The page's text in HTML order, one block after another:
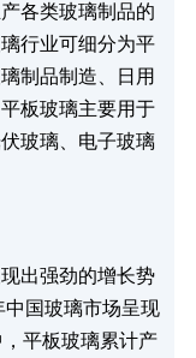
各类玻璃制品的
行业可细分为平
制品制造、日用
板玻璃主要用于
玻璃、电子玻璃
出强劲的增长势
中国玻璃市场呈现
平板玻璃累计产